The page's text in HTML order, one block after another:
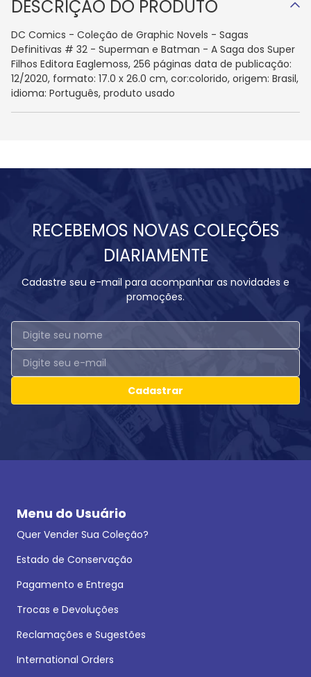
DESCRIÇÃO DO PRODUTO
DC Comics - Coleção de Graphic Novels - Sagas
Definitivas # 32 - Superman e Batman - A Saga dos Super
Filhos Editora Eaglemoss, 256 páginas data de publicação:
12/2020, formato: 17.0 x 26.0 cm, cor:colorido, origem: Brasil,
idioma: Português, produto usado
RECEBEMOS NOVAS COLEÇÕES
DIARIAMENTE
Cadastre seu e-mail para acompanhar as novidades e
promoções.
Cadastrar
Menu do Usuário
Quer Vender Sua Coleção?
Estado de Conservação
Pagamento e Entrega
Trocas e Devoluções
Reclamações e Sugestões
International Orders